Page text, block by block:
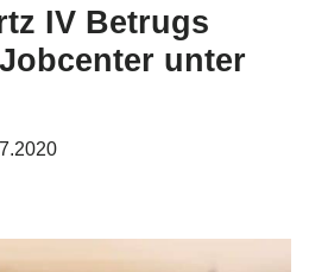
IV Betrugs
unter